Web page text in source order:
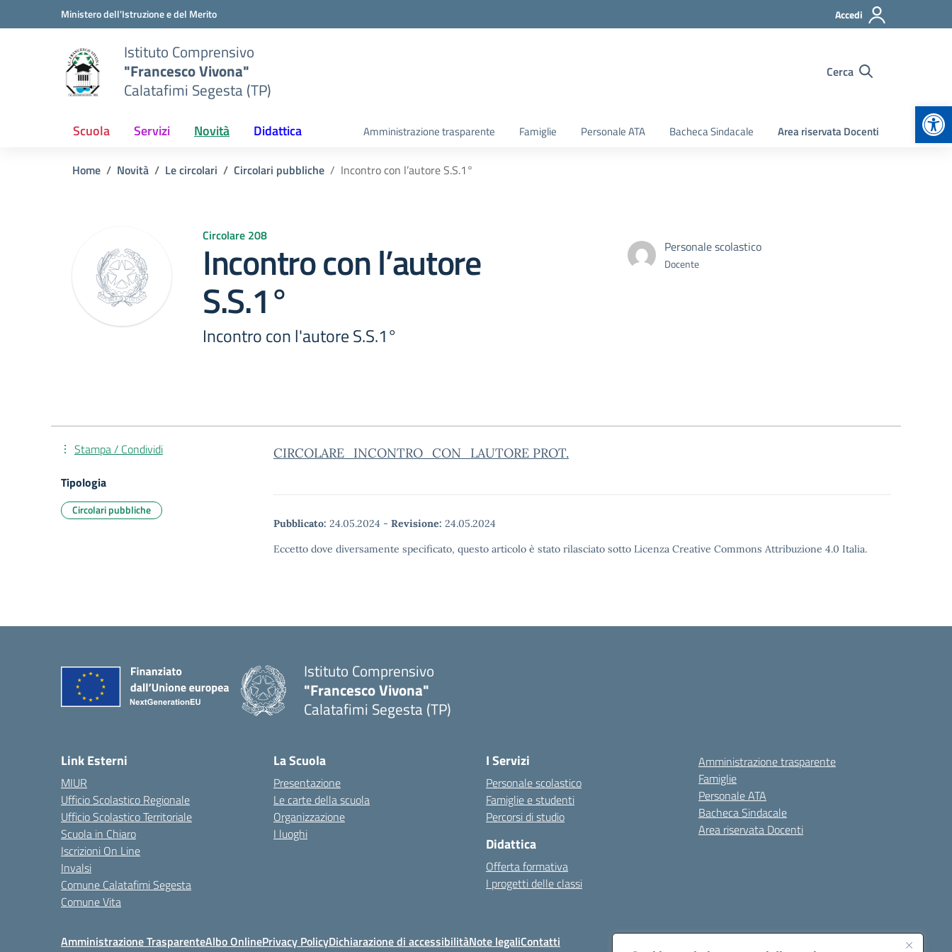
Vai ai contenuti
Vai al menu di navigazioneMinistero dell'Istruzione e del Merito Accedi
Istituto Comprensivo
"Francesco Vivona"
Calatafimi Segesta (TP)
Cerca
Scuola Servizi Novità Didattica Amministrazione trasparente Famiglie Personale ATA Bacheca Sindacale Area riservata Docenti
Home Novità Le circolari Circolari pubbliche Incontro con l’autore S.S.1°
Circolare 208
Incontro con l’autore
S.S.1°
Incontro con l'autore S.S.1°
Personale scolastico
Docente
CIRCOLARE_INCONTRO_CON_LAUTORE PROT.
Pubblicato: 24.05.2024 - Revisione: 24.05.2024
Eccetto dove diversamente specificato, questo articolo è stato rilasciato sotto Licenza Creative Commons Attribuzione 4.0 Italia.
Stampa / Condividi
Tipologia
Circolari pubbliche
Istituto Comprensivo
"Francesco Vivona"
Calatafimi Segesta (TP)
Link Esterni
MIUR
Ufficio Scolastico Regionale
Ufficio Scolastico Territoriale
Scuola in Chiaro
Iscrizioni On Line
Invalsi
Comune Calatafimi Segesta
Comune Vita
La Scuola
Presentazione
Le carte della scuola
Organizzazione
I luoghi
I Servizi
Personale scolastico
Famiglie e studenti
Percorsi di studio
Didattica
Offerta formativa
I progetti delle classi
Amministrazione trasparente
Famiglie
Personale ATA
Bacheca Sindacale
Area riservata Docenti
Amministrazione TrasparenteAlbo OnlinePrivacy PolicyDichiarazione di accessibilitàNote legaliContatti